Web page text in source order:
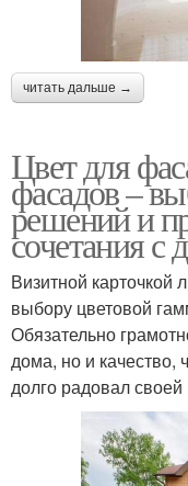
читать дальше →
Цвет для
фасадов –
решений и
сочетания с
Визитной карточкой
выбору цветовой
Обязательно
дома, но и качество,
долго радовал своей